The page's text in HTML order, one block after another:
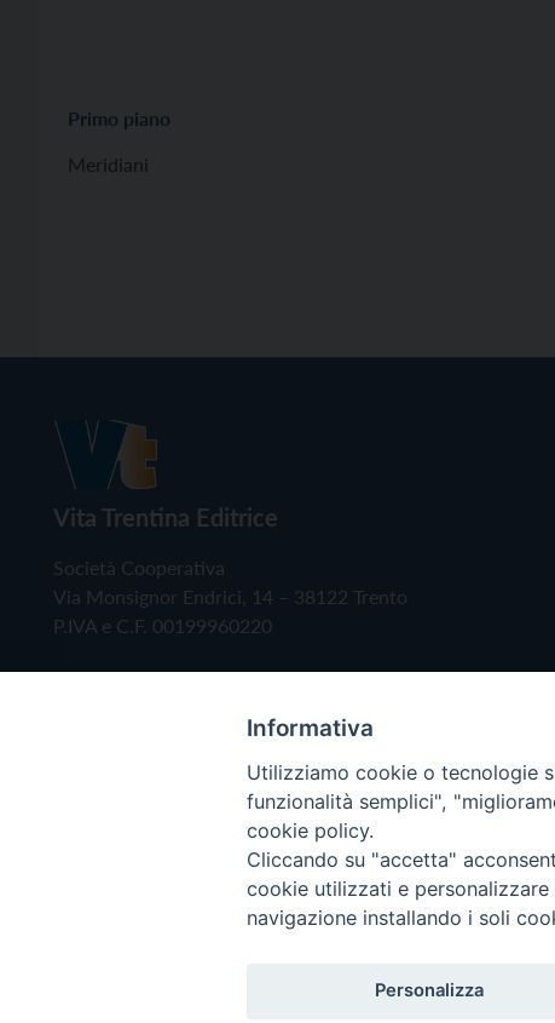
Primo piano
Meridiani
Vita Trentina Editrice
Società Cooperativa
Via Monsignor Endrici, 14 – 38122 Trento
P.IVA e C.F. 00199960220
Copyright © 2019 - Tutti i diritti riservati - Vita
Informativa
Utilizziamo cookie o tecnologie
funzionalità semplici",
cookie policy.
Cliccando su "accetta"
cookie utilizzati e
navigazione installando i soli
Personalizza